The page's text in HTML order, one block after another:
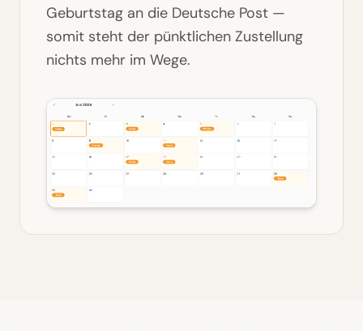
Geburtstag an die Deutsche Post —
somit steht der pünktlichen Zustellung
nichts mehr im Wege.